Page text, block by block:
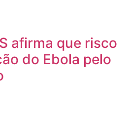
afirma que risco
do Ebola pelo